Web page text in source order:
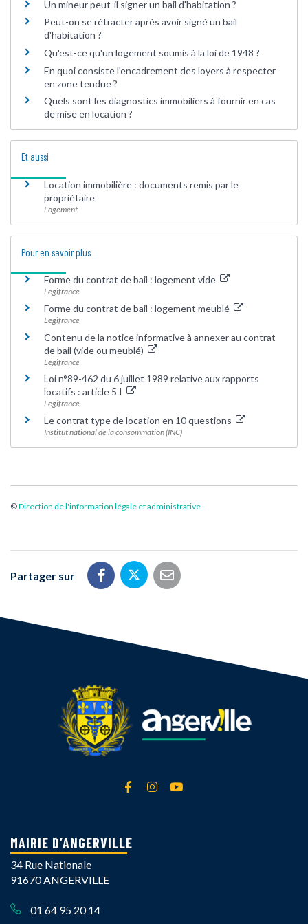
Un mineur peut-il signer un bail d'habitation ?
Peut-on se rétracter après avoir signé un bail
d'habitation ?
Qu'est-ce qu'un logement soumis à la loi de 1948 ?
En quoi consiste l'encadrement des loyers à respecter
en zone tendue ?
Quels sont les diagnostics immobiliers à fournir en cas
de mise en location ?
Et aussi
Location immobilière : documents remis par le
propriétaire
Logement
Pour en savoir plus
Forme du contrat de bail : logement vide
Legifrance
Forme du contrat de bail : logement meublé
Legifrance
Contenu de la notice informative à annexer au contrat
de bail (vide ou meublé)
Legifrance
Loi n°89-462 du 6 juillet 1989 relative aux rapports
locatifs : article 5 I
Legifrance
Le contrat type de location en 10 questions
Institut national de la consommation (INC)
©Direction de l'information légale et administrative
Partager sur Partager sur Facebook
Partager sur Twitter
Partager par email
Lien vers le compte Facebook
Lien vers le compte
MAIRIE D’ANGERVILLE
34 Rue Nationale
91670 ANGERVILLE
01 64 95 20 14